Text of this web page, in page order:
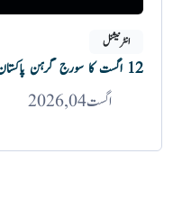
انٹرنیشنل
12 اگست کا سورج گرہن پاکستان میں نظر نہیں آئے گا
اگست 04, 2026